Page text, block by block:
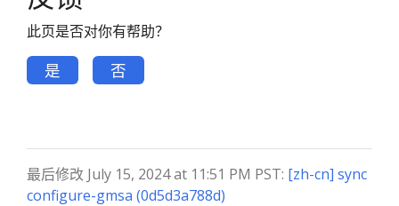
此页是否对你有帮助？
是 否
最后修改 July 15, 2024 at 11:51 PM PST: [zh-cn] sync
configure-gmsa (0d5d3a788d)